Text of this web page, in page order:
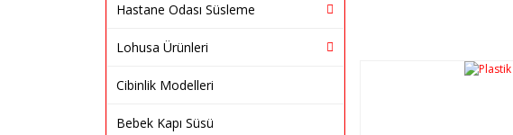
Hastane Odası Süsleme
Lohusa Ürünleri
Cibinlik Modelleri
Bebek Kapı Süsü